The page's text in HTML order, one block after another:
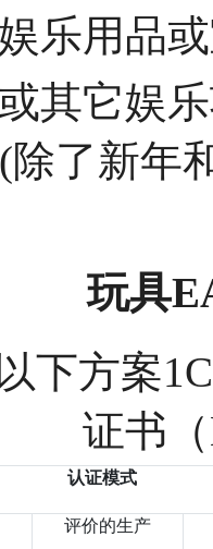
乐用品
其它娱
了新年
玩具
下方案
证书
认证模式
评价的生产